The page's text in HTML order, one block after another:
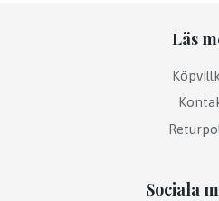
Läs
Sociala